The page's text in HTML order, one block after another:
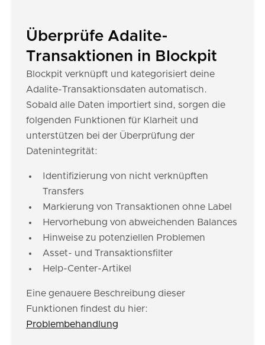
Überprüfe Adalite-
Transaktionen in Blockpit
Blockpit verknüpft und kategorisiert deine
Adalite-Transaktionsdaten automatisch.
Sobald alle Daten importiert sind, sorgen die
folgenden Funktionen für Klarheit und
unterstützen bei der Überprüfung der
Datenintegrität:
Identifizierung von nicht verknüpften
Transfers
Markierung von Transaktionen ohne Label
Hervorhebung von abweichenden Balances
Hinweise zu potenziellen Problemen
Asset- und Transaktionsfilter
Help-Center-Artikel
Eine genauere Beschreibung dieser
Funktionen findest du hier:
Problembehandlung